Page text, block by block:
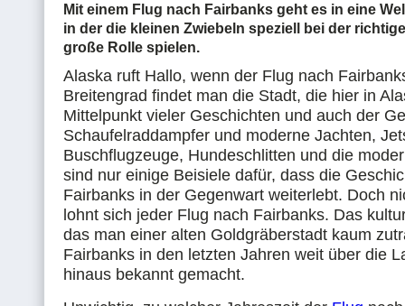
Mit einem Flug nach Fairbanks geht es in eine
in der die kleinen Zwiebeln speziell bei der
große Rolle spielen.
Alaska ruft Hallo, wenn der Flug nach
Breitengrad findet man die Stadt, die hier in
Mittelpunkt vieler Geschichten und auch der
Schaufelraddampfer und moderne Jachten,
Buschflugzeuge, Hundeschlitten und die
sind nur einige Beisiele dafür, dass die
Fairbanks in der Gegenwart weiterlebt. Doch
lohnt sich jeder Flug nach Fairbanks. Das
das man einer alten Goldgräberstadt kaum
Fairbanks in den letzten Jahren weit über die
hinaus bekannt gemacht.